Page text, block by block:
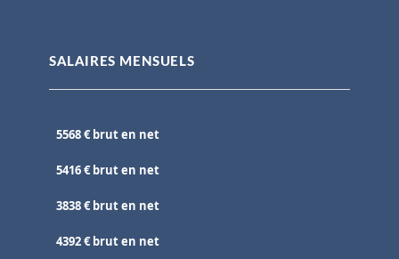
SALAIRES MENSUELS
5568 € brut en net
5416 € brut en net
3838 € brut en net
4392 € brut en net